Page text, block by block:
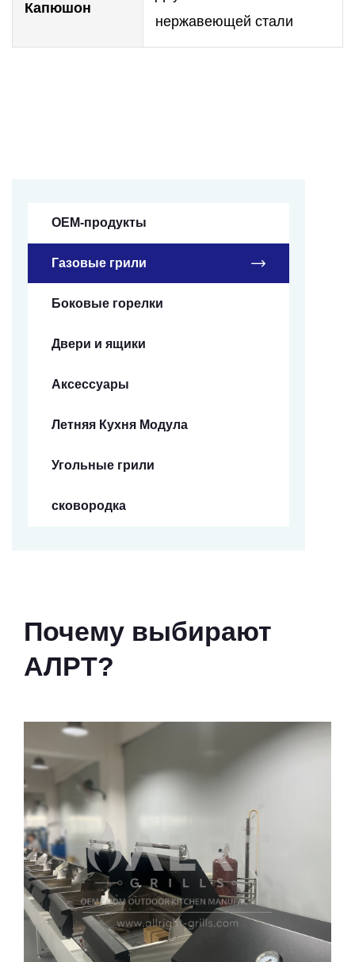
Капюшон
нержавеющей стали
OEM-продукты
Газовые грили
Боковые горелки
Двери и ящики
Аксессуары
Летняя Кухня Модула
Угольные грили
сковородка
Почему выбирают
АЛРТ?